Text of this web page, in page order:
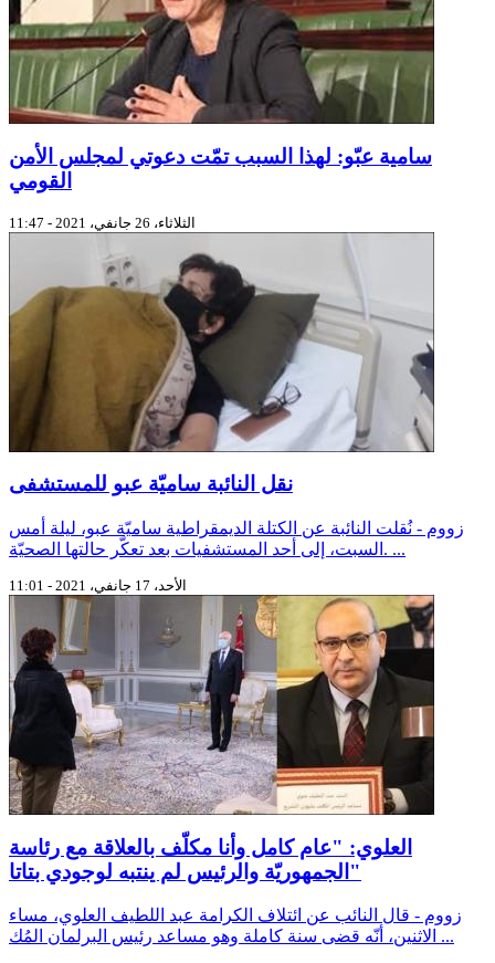
سامية عبّو: لهذا السبب تمّت دعوتي لمجلس الأمن
القومي
الثلاثاء، 26 جانفي، 2021 - 11:47
نقل النائبة ساميّة عبو للمستشفى
زووم - نُقلت النائبة عن الكتلة الديمقراطية ساميّة عبو، ليلة أمس
السبت، إلى أحد المستشفيات بعد تعكّر حالتها الصحيّة. ...
الأحد، 17 جانفي، 2021 - 11:01
العلوي: "عام كامل وأنا مكلّف بالعلاقة مع رئاسة
الجمهوريّة والرئيس لم ينتبه لوجودي بتاتا"
زووم - قال النائب عن ائتلاف الكرامة عبد اللطيف العلوي، مساء
الاثنين، أنّه قضى سنة كاملة وهو مساعد رئيس البرلمان المُك ...